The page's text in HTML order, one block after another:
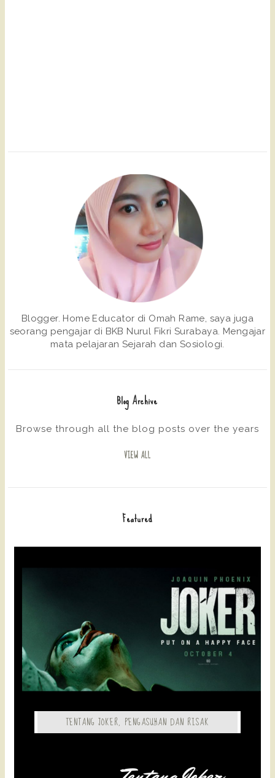
Blogger. Home Educator di Omah Rame, saya juga
seorang pengajar di BKB Nurul Fikri Surabaya. Mengajar
mata pelajaran Sejarah dan Sosiologi.
Blog Archive
Browse through all the blog posts over the years
VIEW ALL
Featured
TENTANG JOKER, PENGASUHAN DAN RISAK